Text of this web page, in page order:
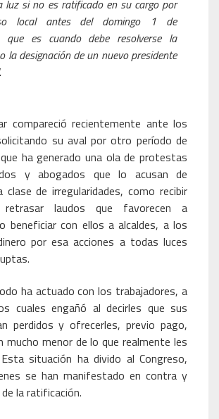
luz si no es ratificado en su cargo por
local antes del domingo 1 de
que es cuando debe resolverse la
la designación de un nuevo presidente
compareció recientemente ante los
su aval por otro período de
ha generado una ola de protestas
y abogados que lo acusan de
de irregularidades, como recibir
laudos que favorecen a
beneficiar con ellos a alcaldes, a los
por esa acciones a todas luces
ha actuado con los trabajadores, a
cuales engañó al decirles que sus
perdidos y ofrecerles, previo pago,
mucho menor de lo que realmente les
situación ha divido al Congreso,
se han manifestado en contra y
la ratificación.